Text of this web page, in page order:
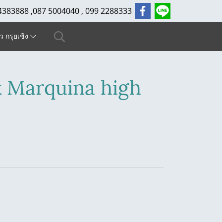
,087 5004040 , 099 2288333
กรุยเชิง
Marquina high